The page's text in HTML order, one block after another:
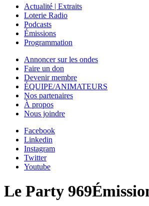
Actualité | Extraits
Loterie Radio
Podcasts
Émissions
Programmation
Annoncer sur les ondes
Faire un don
Devenir membre
ÉQUIPE/ANIMATEURS
Nos partenaires
À propos
Nous joindre
Facebook
Linkedin
Instagram
Twitter
Youtube
Le Party 969